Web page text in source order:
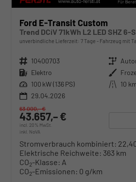
Ford E-Transit Custom
Trend DCiV 71kWh L2 LED SHZ 6-S
unverbindliche Lieferzeit: 7 Tage Fahrzeug mit
Fahrzeugnr. 10400703 Getriebe
Kraftstoff Elektro Außenfarbe
Leistung 100 kW (136 PS) Kilometerstand 10
29.04.2026
43.657,– €
incl. 20% MwSt.
inkl. NoVA
63.000,– €
Stromverbrauch kombiniert:
Elektrische Reichweite: 363 km
CO2-Klasse: A
CO2-Emissionen: 0 g/km